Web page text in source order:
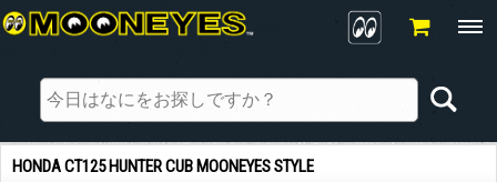
HONDA CT125 HUNTER CUB MOONEYES STYLE